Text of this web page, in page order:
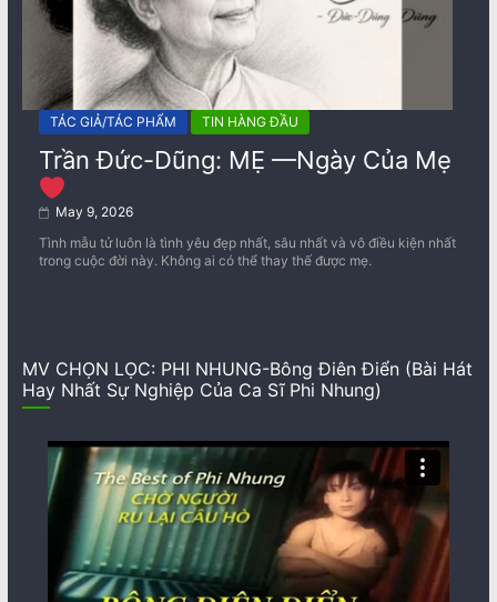
TÁC GIẢ/TÁC PHẨM TIN HÀNG ĐẦU
Trần Đức-Dũng: MẸ —Ngày Của Mẹ
May 9, 2026
Tình mẫu tử luôn là tình yêu đẹp nhất, sâu nhất và vô điều kiện nhất
trong cuộc đời này. Không ai có thể thay thế được mẹ.
MV CHỌN LỌC: PHI NHUNG-Bông Điên Điển (Bài Hát
Hay Nhất Sự Nghiệp Của Ca Sĩ Phi Nhung)